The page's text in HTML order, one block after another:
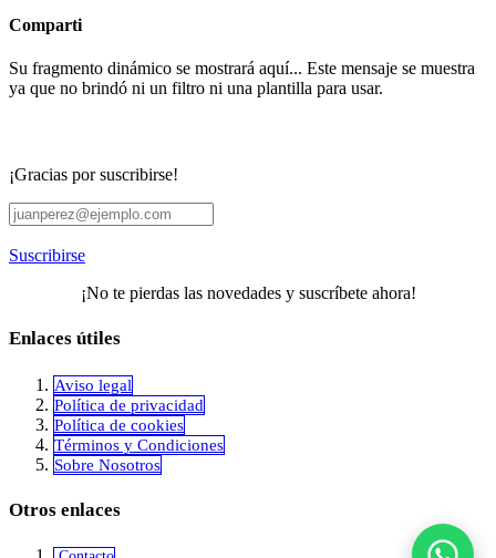
Comparti
Su fragmento dinámico se mostrará aquí... Este mensaje se muestra
ya que no brindó ni un filtro ni una plantilla para usar.
¡Gracias por suscribirse!
Suscribirse
¡No te pierdas las novedades y suscríbete ahora!
Enlaces útiles
Aviso legal
Política de privacidad
​Política de cookies
Términos y Condiciones
Sobre Nosotros
Otros enlaces